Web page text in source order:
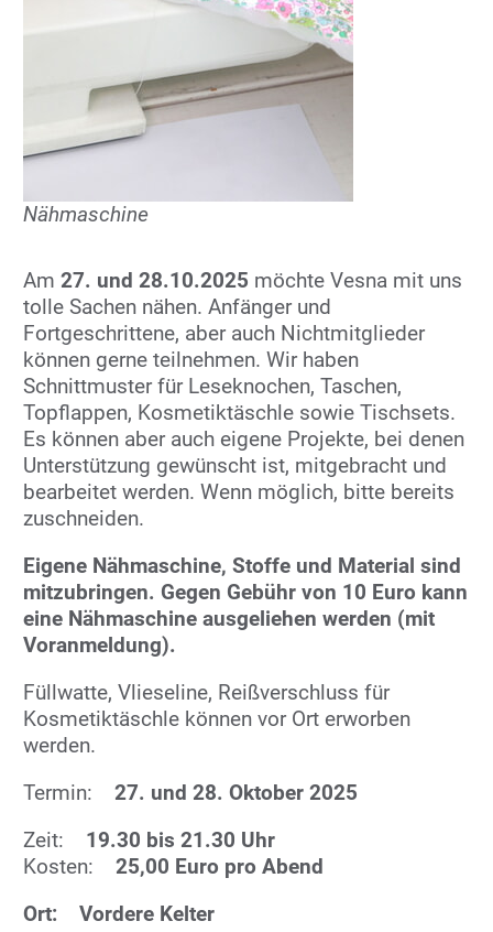
Nähmaschine
Am 27. und 28.10.2025 möchte Vesna mit uns
tolle Sachen nähen. Anfänger und
Fortgeschrittene, aber auch Nichtmitglieder
können gerne teilnehmen. Wir haben
Schnittmuster für Leseknochen, Taschen,
Topflappen, Kosmetiktäschle sowie Tischsets.
Es können aber auch eigene Projekte, bei denen
Unterstützung gewünscht ist, mitgebracht und
bearbeitet werden. Wenn möglich, bitte bereits
zuschneiden.
Eigene Nähmaschine, Stoffe und Material sind
mitzubringen. Gegen Gebühr von 10 Euro kann
eine Nähmaschine ausgeliehen werden (mit
Voranmeldung).
Füllwatte, Vlieseline, Reißverschluss für
Kosmetiktäschle können vor Ort erworben
werden.
Termin: 27. und 28. Oktober 2025
Zeit: 19.30 bis 21.30 Uhr
Kosten: 25,00 Euro pro Abend
Ort: Vordere Kelter